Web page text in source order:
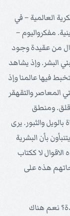
العالمية – في
مفكرواليوم –
من عقيدة وجود
البشر. وإذ يشاهد
فيها عالمنا وإذ
المعاصر والتقهقر
وقلق. ومنطق
والثبور. يرى
بأن البشرية
لا ككتاب
هذه على
نعم هناك